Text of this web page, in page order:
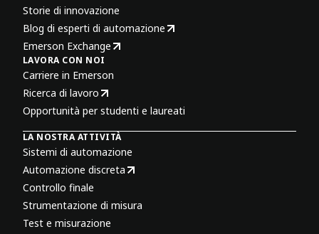
Storie di innovazione
Blog di esperti di automazione
Emerson Exchange
LAVORA CON NOI
Carriere in Emerson
Ricerca di lavoro
Opportunità per studenti e laureati
LA NOSTRA ATTIVITÀ
Sistemi di automazione
Automazione discreta
Controllo finale
Strumentazione di misura
Test e misurazione